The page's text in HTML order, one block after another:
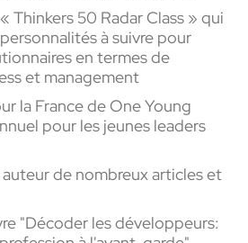
Thinkers 50 Radar Class » qui
à suivre pour
en termes de
et management
la France de One Young
pour les jeunes leaders
de nombreux articles et
"Décoder les développeurs: